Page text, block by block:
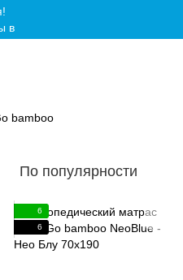
По популярности
6
6